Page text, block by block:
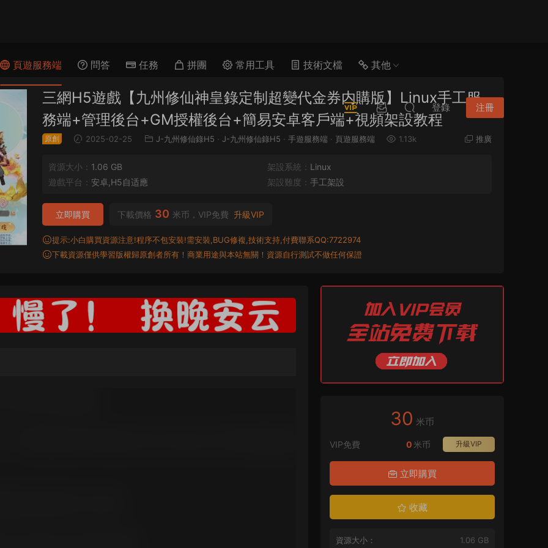
頁遊服務端 問答 任務 拼團 常用工具 技術文檔 其他
登錄 注冊
三網H5遊戲【九州修仙神皇錄定制超變代金券内購版】Linux手工服
務端+管理後台+GM授權後台+簡易安卓客戶端+視頻架設教程
原創 2025-02-25 J-九州修仙錄H5 · J-九州修仙錄H5 · 手遊服務端 · 頁遊服務端 1.13k 推廣
資源大小： 1.06 GB 架設系統： Linux
遊戲平台： 安卓,H5自适應 架設難度： 手工架設
下載價格 30 米币，VIP免費 升級VIP
立即購買
提示:小白購買資源注意!程序不包安裝!需安裝,BUG修複,技術支持,付費聯系QQ:7722974
下載資源僅供學習版權歸原創者所有！商業用途與本站無關！資源自行測試不做任何保證
30 米币
VIP免費 升級VIP
0 米币
立即購買
收藏
資源大小： 1.06 GB